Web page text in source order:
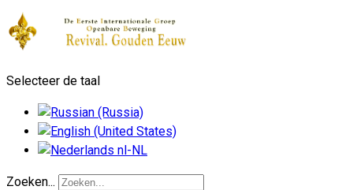
Selecteer de taal
Zoeken...